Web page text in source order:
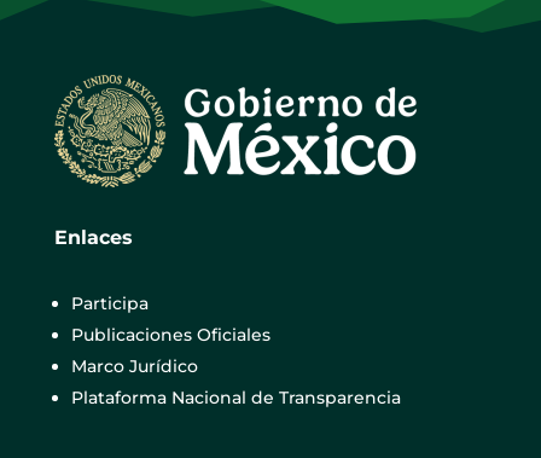
Enlaces
Participa
Publicaciones Oficiales
Marco Jurídico
Plataforma Nacional de Transparencia